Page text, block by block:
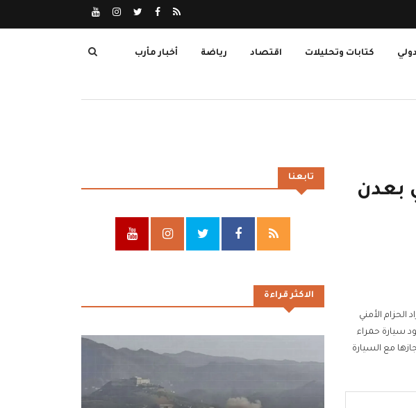
كتابات وتحليلات اقتصاد رياضة أخبار مأرب
بعدن
الاثنين بحادث مروري نتج عنه اصابة 3 جنود من أفراد الحزام الأمني
سيارة حمراء
مع السيارة
تابعنا
الاكثر قراءة